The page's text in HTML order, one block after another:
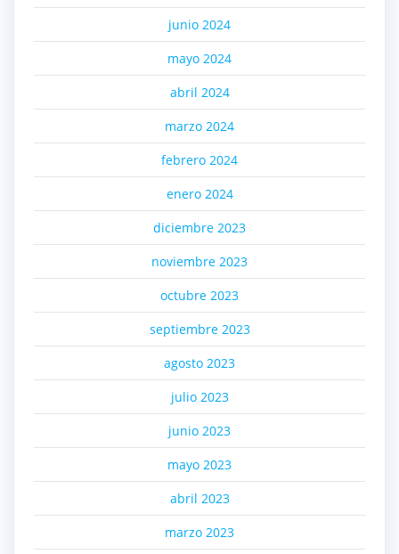
junio 2024
mayo 2024
abril 2024
marzo 2024
febrero 2024
enero 2024
diciembre 2023
noviembre 2023
octubre 2023
septiembre 2023
agosto 2023
julio 2023
junio 2023
mayo 2023
abril 2023
marzo 2023